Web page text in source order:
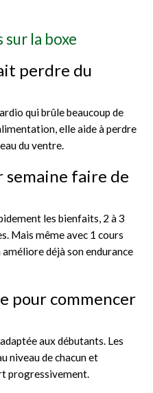
la boxe
perdre du
qui brûle beaucoup de
elle aide à perdre
du ventre.
semaine faire de
les bienfaits, 2 à 3
Mais même avec 1 cours
déjà son endurance
pour commencer
aux débutants. Les
niveau de chacun et
progressivement.